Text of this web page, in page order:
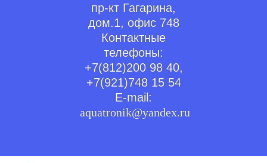
пр-кт Гагарина,
дом.1, офис 748
Контактные
телефоны:
+7(812)200 98 40,
+7(921)748 15 54
E-mail:
aquatronik@yandex.ru